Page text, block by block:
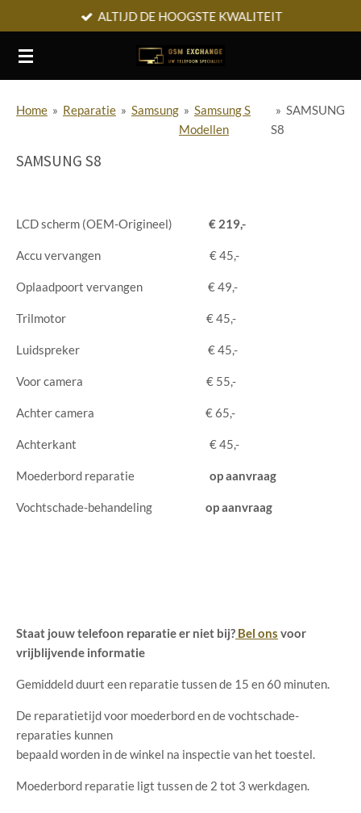
direct
naar
ALTIJD DE HOOGSTE KWALITEIT
Home » Reparatie » Samsung » Samsung S
Modellen
» SAMSUNG
S8
SAMSUNG S8
LCD scherm (OEM-Origineel) € 219,-
Accu vervangen € 45,-
Oplaadpoort vervangen € 49,-
Trilmotor € 45,-
Luidspreker € 45,-
Voor camera € 55,-
Achter camera € 65,-
Achterkant € 45,-
Moederbord reparatie op aanvraag
Vochtschade-behandeling op aanvraag
Staat jouw telefoon reparatie er niet bij? Bel ons voor
vrijblijvende informatie
Gemiddeld duurt een reparatie tussen de 15 en 60 minuten.
De reparatietijd voor moederbord en de vochtschade-
reparaties kunnen
bepaald worden in de winkel na inspectie van het toestel.
Moederbord reparatie ligt tussen de 2 tot 3 werkdagen.